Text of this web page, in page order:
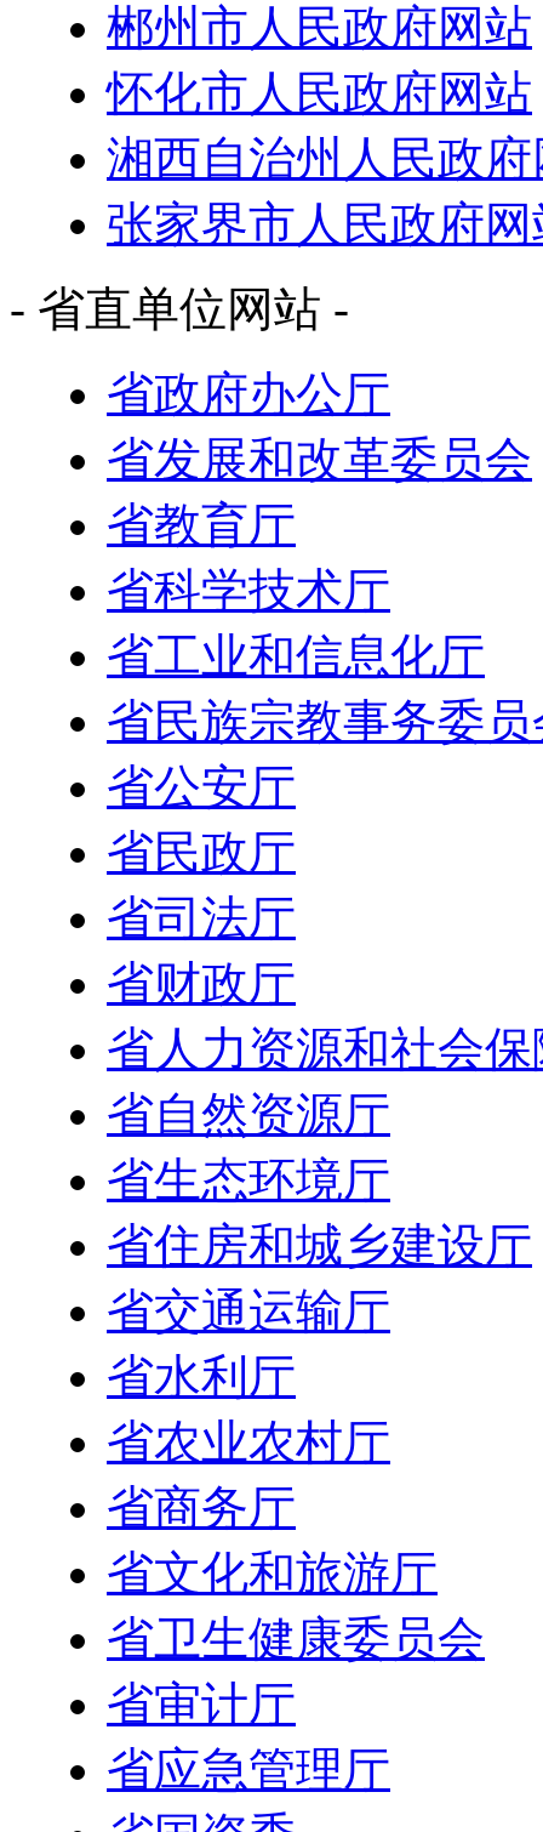
郴州市人民政府网站
怀化市人民政府网站
湘西自治州人民政
张家界市人民政府网
- 省直单位网站 -
省政府办公厅
省发展和改革委员会
省教育厅
省科学技术厅
省工业和信息化厅
省民族宗教事务委员
省公安厅
省民政厅
省司法厅
省财政厅
省人力资源和社会
省自然资源厅
省生态环境厅
省住房和城乡建设厅
省交通运输厅
省水利厅
省农业农村厅
省商务厅
省文化和旅游厅
省卫生健康委员会
省审计厅
省应急管理厅